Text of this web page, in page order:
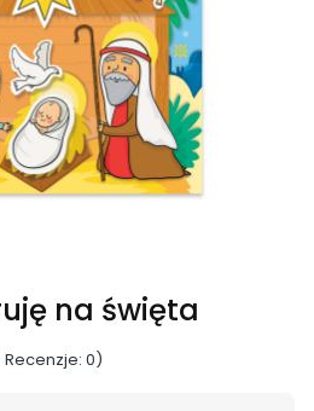
na święta
0)